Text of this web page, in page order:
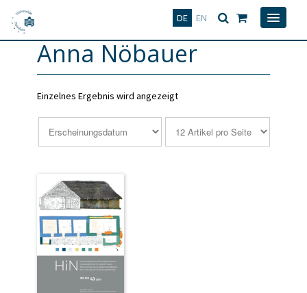
DE EN
Deutsch
Anna Nöbauer
Einzelnes Ergebnis wird angezeigt